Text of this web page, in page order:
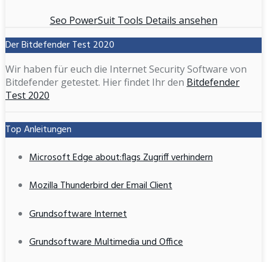
Seo PowerSuit Tools Details ansehen
Der Bitdefender Test 2020
Wir haben für euch die Internet Security Software von
Bitdefender getestet. Hier findet Ihr den Bitdefender
Test 2020
Top Anleitungen
Microsoft Edge about:flags Zugriff verhindern
Mozilla Thunderbird der Email Client
Grundsoftware Internet
Grundsoftware Multimedia und Office